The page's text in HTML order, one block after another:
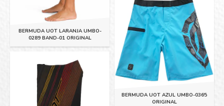
BERMUDA UOT LARANJA UMBO-
0289 BAND-01 ORIGINAL
BERMUDA UOT AZUL UMBO-0365
ORIGINAL